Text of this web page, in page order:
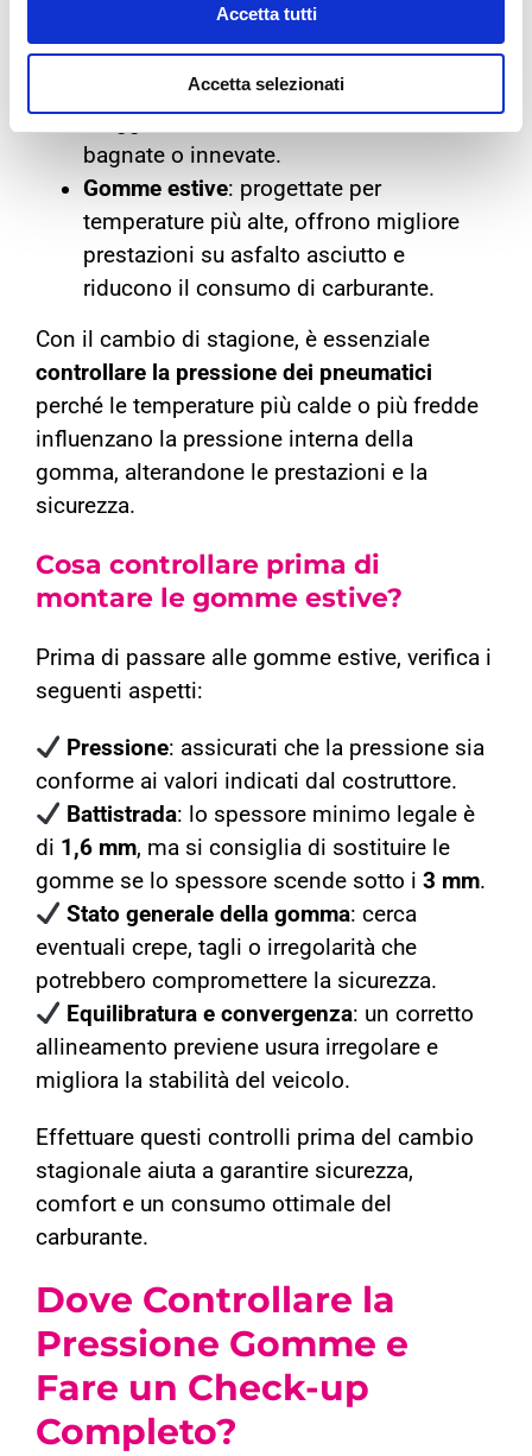
Accetta tutti
Accetta selezionati
Gomme invernali: realizzate con una
mescola più morbida, garantiscono
maggiore aderenza su strade fredde,
bagnate o innevate.
Gomme estive: progettate per
temperature più alte, offrono migliore
prestazioni su asfalto asciutto e
riducono il consumo di carburante.
Con il cambio di stagione, è essenziale
controllare la pressione dei pneumatici
perché le temperature più calde o più fredde
influenzano la pressione interna della
gomma, alterandone le prestazioni e la
sicurezza.
Cosa controllare prima di
montare le gomme estive?
Prima di passare alle gomme estive, verifica i
seguenti aspetti:
Pressione: assicurati che la pressione sia
conforme ai valori indicati dal costruttore.
Battistrada: lo spessore minimo legale è
di 1,6 mm, ma si consiglia di sostituire le
gomme se lo spessore scende sotto i 3 mm.
Stato generale della gomma: cerca
eventuali crepe, tagli o irregolarità che
potrebbero compromettere la sicurezza.
Equilibratura e convergenza: un corretto
allineamento previene usura irregolare e
migliora la stabilità del veicolo.
Effettuare questi controlli prima del cambio
stagionale aiuta a garantire sicurezza,
comfort e un consumo ottimale del
carburante.
Dove Controllare la
Pressione Gomme e
Fare un Check-up
Completo?